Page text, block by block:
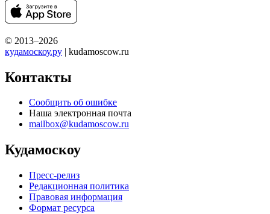
© 2013–2026
кудамоскоу.ру | kudamoscow.ru
Контакты
Сообщить об ошибке
Наша электронная почта
mailbox@kudamoscow.ru
Кудамоскоу
Пресс-релиз
Редакционная политика
Правовая информация
Формат ресурса